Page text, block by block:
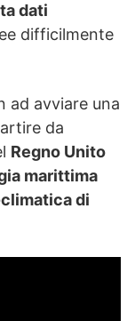
dati
difficilmente
ad avviare una
da
Regno Unito
marittima
di